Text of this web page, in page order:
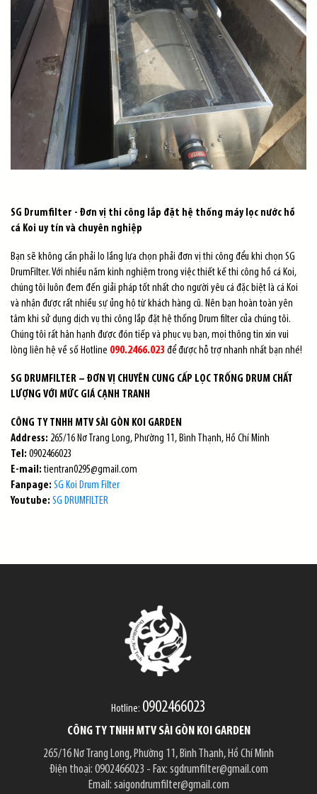
SG Drumfilter - Đơn vị thi công lắp đặt hệ thống máy lọc nước hồ
cá Koi uy tín và chuyên nghiệp
Bạn sẽ không cần phải lo lắng lựa chọn phải đơn vị thi công đểu khi chọn SG
DrumFilter. Với nhiều năm kinh nghiệm trong việc thiết kế thi công hồ cá Koi,
chúng tôi luôn đem đến giải pháp tốt nhất cho người yêu cá đặc biệt là cá Koi
và nhận được rất nhiều sự ủng hộ từ khách hàng cũ. Nên bạn hoàn toàn yên
tâm khi sử dụng dịch vụ thi công lắp đặt hệ thống Drum filter của chúng tôi.
Chúng tôi rất hân hạnh được đón tiếp và phục vụ bạn, mọi thông tin xin vui
lòng liên hệ về số Hotline 090.2466.023 để được hỗ trợ nhanh nhất bạn nhé!
SG DRUMFILTER – ĐƠN VỊ CHUYÊN CUNG CẤP LỌC TRỐNG DRUM CHẤT
LƯỢNG VỚI MỨC GIÁ CẠNH TRANH
CÔNG TY TNHH MTV SÀI GÒN KOI GARDEN
Address: 265/16 Nơ Trang Long, Phường 11, Bình Thạnh, Hồ Chí Minh
Tel: 0902466023
E-mail:tientran0295@gmail.com
Fanpage: SG Koi Drum Filter
Youtube: SG DRUMFILTER
Hotline: 0902466023
CÔNG TY TNHH MTV SÀI GÒN KOI GARDEN
265/16 Nơ Trang Long, Phường 11, Bình Thạnh, Hồ Chí Minh
Điện thoại: 0902466023 - Fax: sgdrumfilter@gmail.com
Email: saigondrumfilter@gmail.com